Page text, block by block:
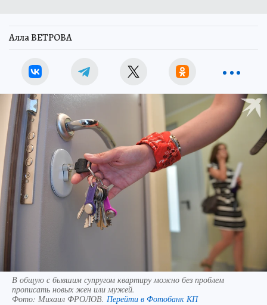
Алла ВЕТРОВА
В общую с бывшим супругом квартиру можно без проблем
прописать новых жен или мужей.
Фото: Михаил ФРОЛОВ. Перейти в Фотобанк КП